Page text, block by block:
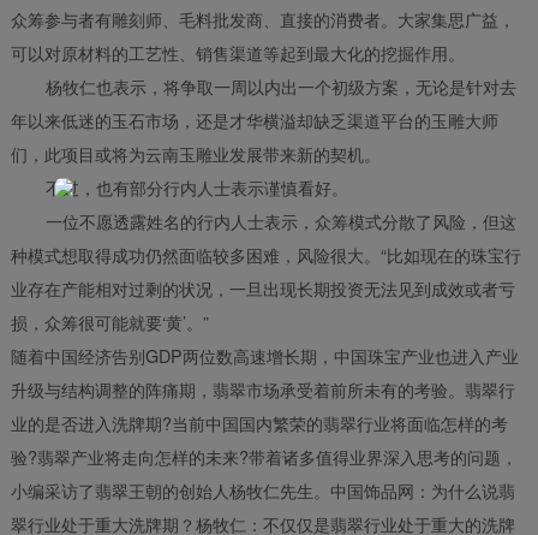
众筹参与者有雕刻师、毛料批发商、直接的消费者。大家集思广益，
可以对原材料的工艺性、销售渠道等起到最大化的挖掘作用。
杨牧仁也表示，将争取一周以内出一个初级方案，无论是针对去
年以来低迷的玉石市场，还是才华横溢却缺乏渠道平台的玉雕大师
们，此项目或将为云南玉雕业发展带来新的契机。
不过，也有部分行内人士表示谨慎看好。
一位不愿透露姓名的行内人士表示，众筹模式分散了风险，但这
种模式想取得成功仍然面临较多困难，风险很大。“比如现在的珠宝行
业存在产能相对过剩的状况，一旦出现长期投资无法见到成效或者亏
损，众筹很可能就要‘黄’。”
随着中国经济告别GDP两位数高速增长期，中国珠宝产业也进入产业
升级与结构调整的阵痛期，翡翠市场承受着前所未有的考验。翡翠行
业的是否进入洗牌期?当前中国国内繁荣的翡翠行业将面临怎样的考
验?翡翠产业将走向怎样的未来?带着诸多值得业界深入思考的问题，
小编采访了翡翠王朝的创始人杨牧仁先生。中国饰品网：为什么说翡
翠行业处于重大洗牌期？杨牧仁：不仅仅是翡翠行业处于重大的洗牌